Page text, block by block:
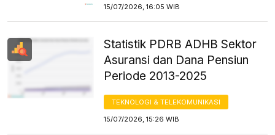
15/07/2026, 16:05 WIB
Statistik PDRB ADHB Sektor
Asuransi dan Dana Pensiun
Periode 2013-2025
TEKNOLOGI & TELEKOMUNIKASI
15/07/2026, 15:26 WIB